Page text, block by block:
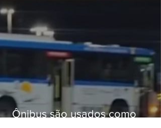
Ônibus são usados como